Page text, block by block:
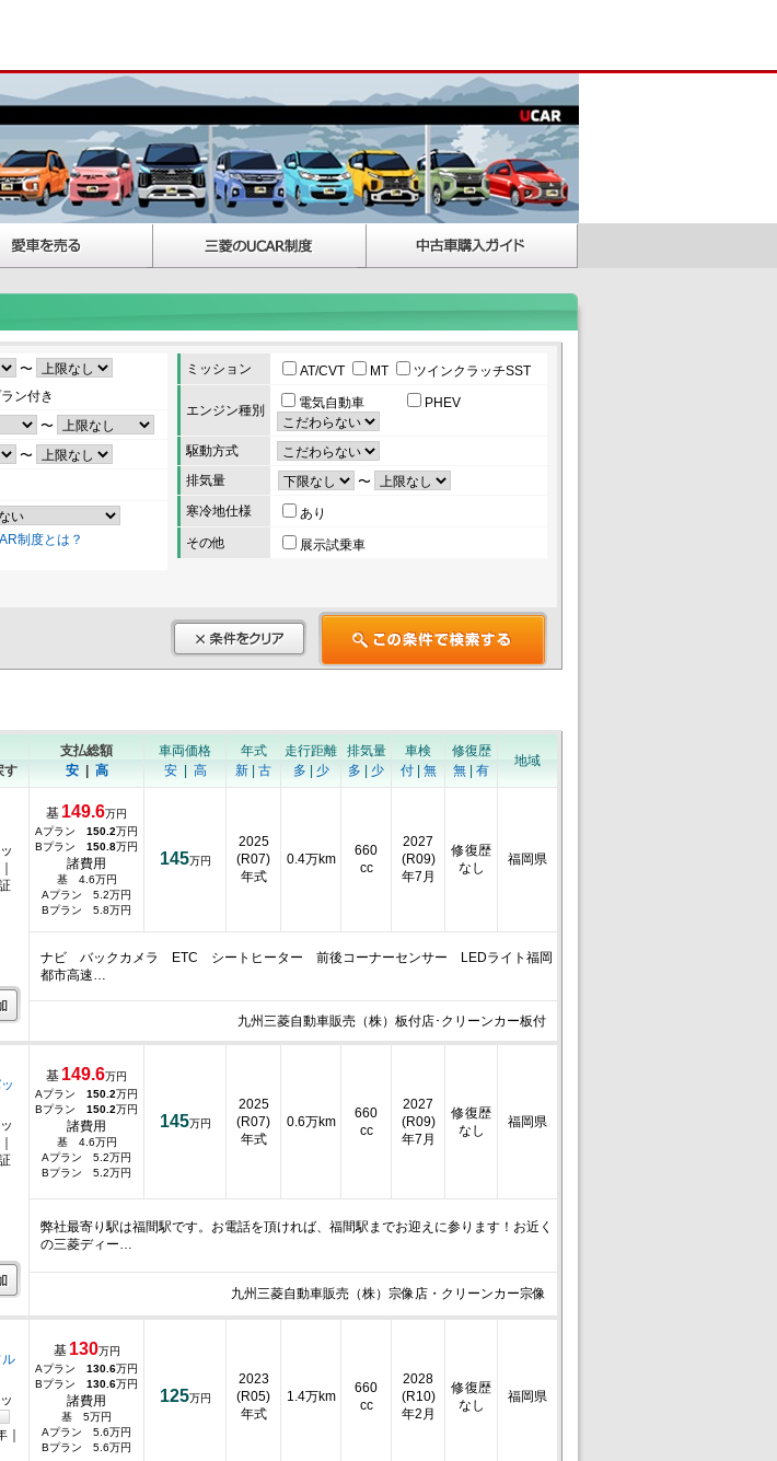
〜
ン付き
〜
〜
制度とは？
ミッション AT/CVT MT ツインクラッチSST
エンジン種別 電気自動車 PHEV
駆動方式
排気量
〜
寒冷地仕様
あり
その他
展示試乗車
す
支払総額
安| 高
車両価格
安| 高
年式
新
古
走行距離
多
少
排気量
多
少
車検
付| 無
修復歴
無
有
地域
基 149.6万円
Aプラン 150.2万円
Bプラン 150.8万円
諸費用
基 4.6万円
Aプラン 5.2万円
Bプラン 5.8万円
145万円
2025
(R07)
年式
0.4万km
660
cc
2027
(R09)
年7月
修復歴
なし
福岡県
ナビ バックカメラ ETC シートヒーター 前後コーナーセンサー LEDライト福岡
都市高速…
九州三菱自動車販売（株）板付店･クリーンカー板付
基 149.6万円
Aプラン 150.2万円
Bプラン 150.2万円
諸費用
基 4.6万円
Aプラン 5.2万円
Bプラン 5.2万円
145万円
2025
(R07)
年式
0.6万km
660
cc
2027
(R09)
年7月
修復歴
なし
福岡県
弊社最寄り駅は福間駅です。お電話を頂ければ、福間駅までお迎えに参ります！お近く
の三菱ディー…
九州三菱自動車販売（株）宗像店・クリーンカー宗像
基 130万円
Aプラン 130.6万円
Bプラン 130.6万円
諸費用
基 5万円
Aプラン 5.6万円
Bプラン 5.6万円
125万円
2023
(R05)
年式
1.4万km
660
cc
2028
(R10)
年2月
修復歴
なし
福岡県